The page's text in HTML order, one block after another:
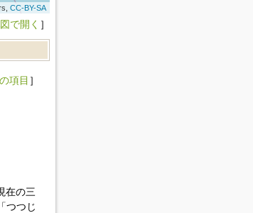
CC-BY-SA
で開く ］
項目 ］
在の三
つつじ